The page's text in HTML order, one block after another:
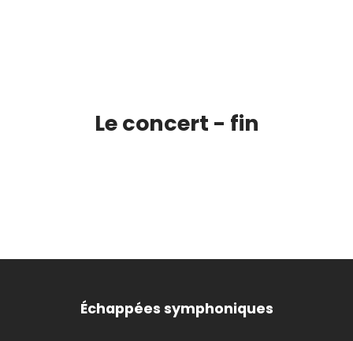
Le concert - fin
Échappées symphoniques